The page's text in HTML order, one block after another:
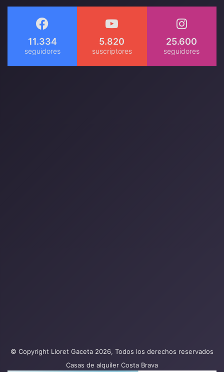
11.334 5.820 25.600
© Copyright Lloret Gaceta 2026, Todos los derechos reservados
Casas de alquiler Costa Brava